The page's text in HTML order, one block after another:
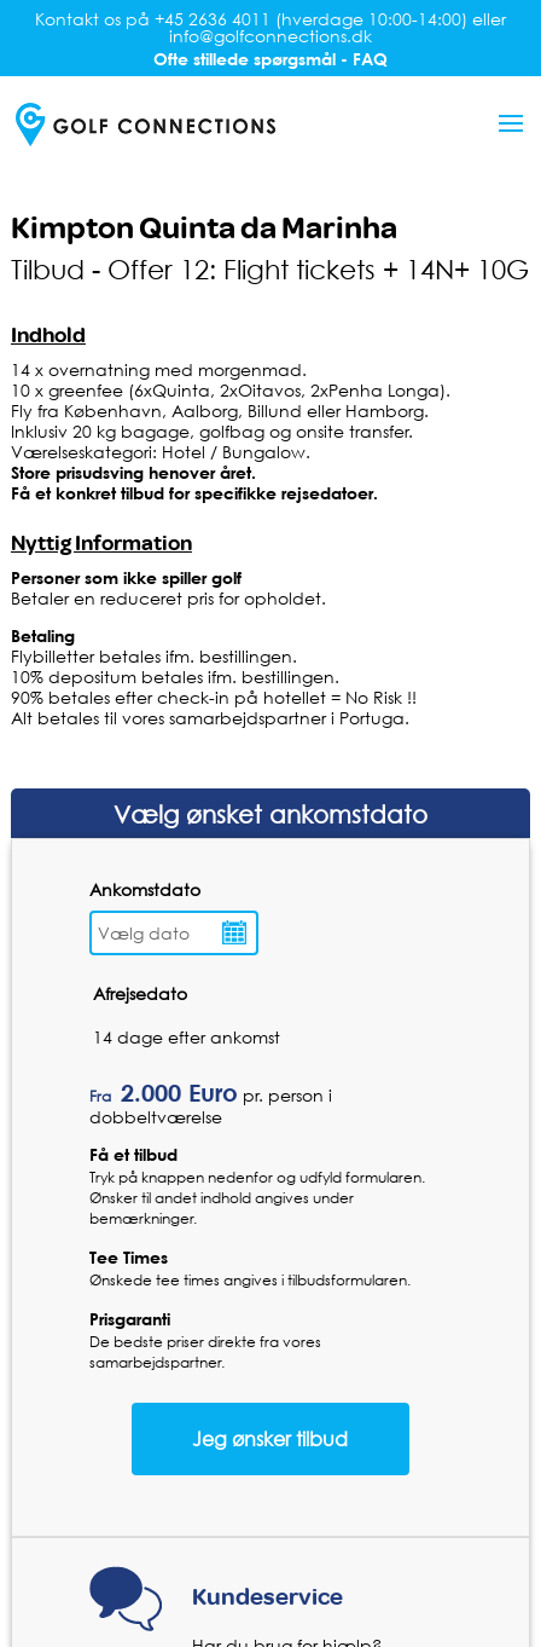
Kontakt os på +45 2636 4011 (hverdage 10:00-14:00) eller
info@golfconnections.dk
Ofte stillede spørgsmål - FAQ
Kimpton Quinta da Marinha
Tilbud - Offer 12: Flight tickets + 14N+ 10G
Indhold
14 x overnatning med morgenmad.
10 x greenfee (6xQuinta, 2xOitavos, 2xPenha Longa).
Fly fra København, Aalborg, Billund eller Hamborg.
Inklusiv 20 kg bagage, golfbag og onsite transfer.
Værelseskategori: Hotel / Bungalow.
Store prisudsving henover året.
Få et konkret tilbud for specifikke rejsedatoer.
Nyttig Information
Personer som ikke spiller golf
Betaler en reduceret pris for opholdet.
Betaling
Flybilletter betales ifm. bestillingen.
10% depositum betales ifm. bestillingen.
90% betales efter check-in på hotellet = No Risk !!
Alt betales til vores samarbejdspartner i Portuga.
Vælg ønsket ankomstdato
Ankomstdato
Afrejsedato
14 dage efter ankomst
Fra 2.000 Euro pr. person i
dobbeltværelse
Få et tilbud
Tryk på knappen nedenfor og udfyld formularen.
Ønsker til andet indhold angives under
bemærkninger.
Tee Times
Ønskede tee times angives i tilbudsformularen.
Prisgaranti
De bedste priser direkte fra vores
samarbejdspartner.
Kundeservice